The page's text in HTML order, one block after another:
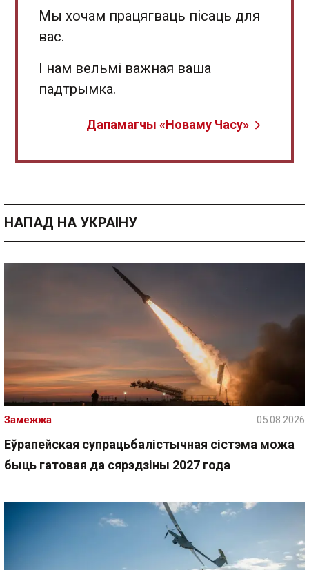
Мы хочам працягваць пісаць для
вас.
І нам вельмі важная ваша
падтрымка.
Дапамагчы «Новаму Часу»
НАПАД НА УКРАІНУ
Еўрапейская супрацьбалістычная сістэма можа
быць гатовая да сярэдзіны 2027 года
Замежжа 05.08.2026